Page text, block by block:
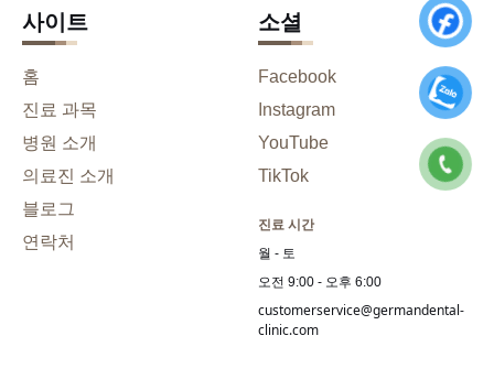
사이트
홈
진료 과목
병원 소개
의료진 소개
블로그
연락처
소셜
Facebook
Instagram
YouTube
TikTok
진료 시간
월 - 토
오전 9:00 - 오후 6:00
customerservice@germandental-
clinic.com